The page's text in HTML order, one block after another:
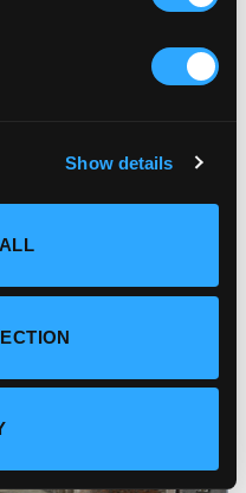
Show details